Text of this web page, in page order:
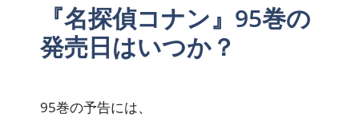
『名探偵コナン』95巻の
発売日はいつか？
95巻の予告には、